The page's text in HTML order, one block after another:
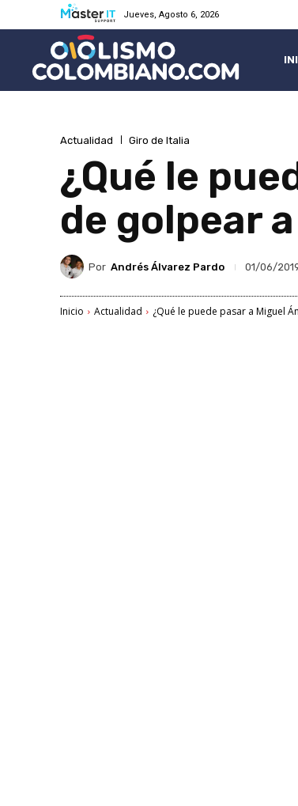
Jueves, Agosto 6, 2026
Actualidad Giro de Italia
¿Qué le
de golpear
Por Andrés Álvarez Pardo 01/06/
Inicio Actualidad ¿Qué le puede pasar a Miguel